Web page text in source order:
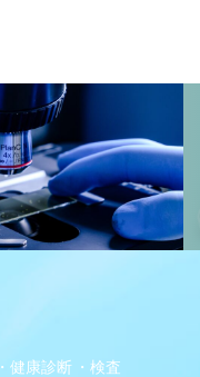
健康診断 検査